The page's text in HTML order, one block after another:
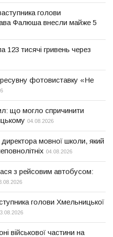
голови
Фалюша внесли майже 5
тисячі гривень через
фотовиставку «Не
що могло спричинити
04.08.2026
мовної школи, який
04.08.2026
з рейсовим автобусом:
голови Хмельницької
військової частини на